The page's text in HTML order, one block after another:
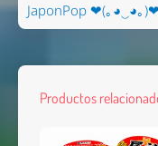
JaponPop ❤(｡◕‿◕｡)❤
Productos